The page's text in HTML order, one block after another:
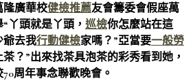
隆廣華校健檢推薦友會籌委會假座萬
丫頭就是丫頭， 巡檢你怎麼站在這
爺去我行動健檢家嗎？”亞當要一般勞
？”出來找茶具泡茶的彩秀看到她，
周年事念聯歡晚會。